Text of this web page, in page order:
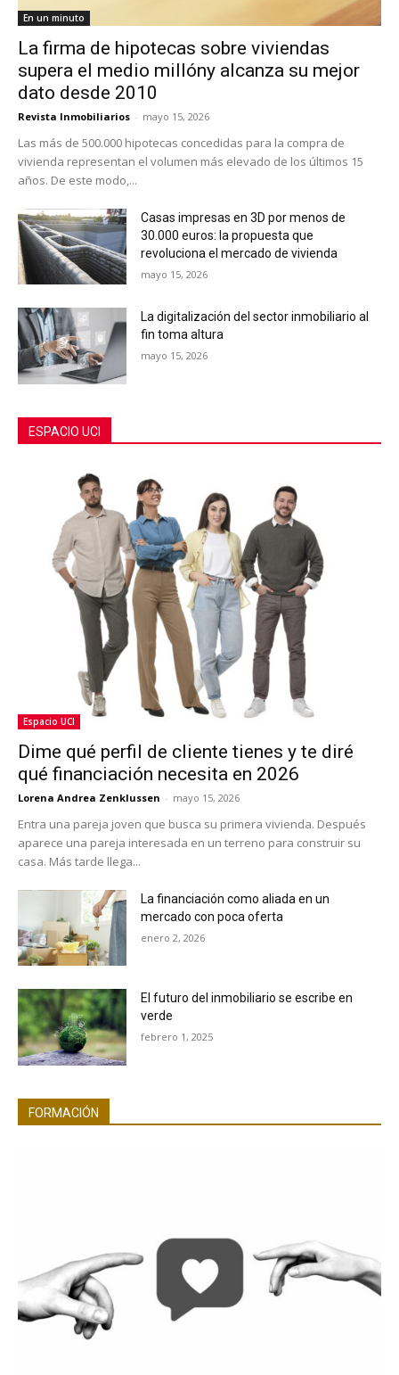
En un minuto
La firma de hipotecas sobre viviendas
supera el medio millóny alcanza su mejor
dato desde 2010
Revista Inmobiliarios - mayo 15, 2026
Las más de 500.000 hipotecas concedidas para la compra de
vivienda representan el volumen más elevado de los últimos 15
años. De este modo,...
Casas impresas en 3D por menos de
30.000 euros: la propuesta que
revoluciona el mercado de vivienda
mayo 15, 2026
La digitalización del sector inmobiliario al
fin toma altura
mayo 15, 2026
ESPACIO UCI
Espacio UCI
Dime qué perfil de cliente tienes y te diré
qué financiación necesita en 2026
Lorena Andrea Zenklussen - mayo 15, 2026
Entra una pareja joven que busca su primera vivienda. Después
aparece una pareja interesada en un terreno para construir su
casa. Más tarde llega...
La financiación como aliada en un
mercado con poca oferta
enero 2, 2026
El futuro del inmobiliario se escribe en
verde
febrero 1, 2025
FORMACIÓN